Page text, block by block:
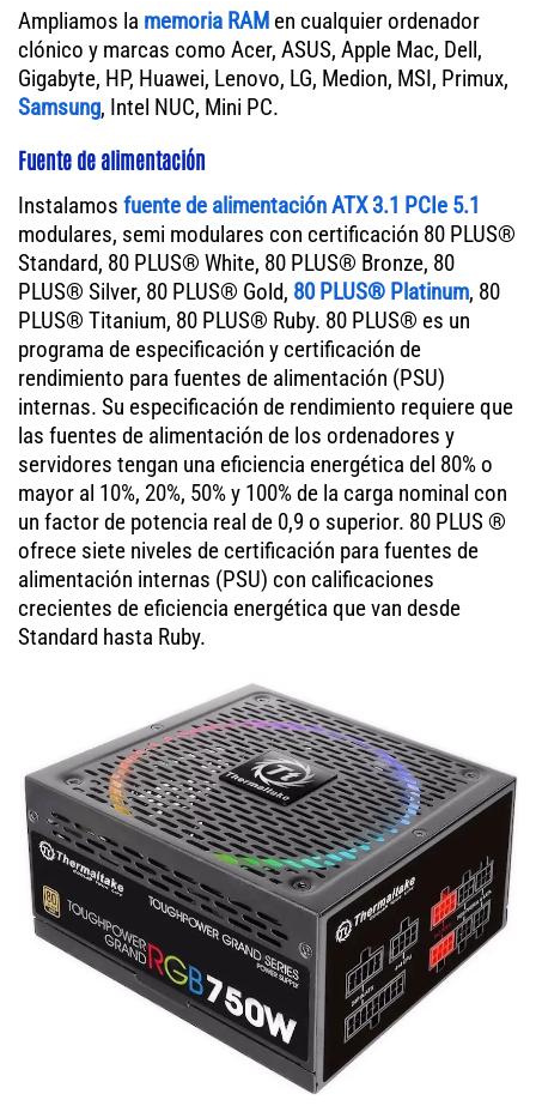
Ampliamos la memoria RAM en cualquier ordenador
clónico y marcas como Acer, ASUS, Apple Mac, Dell,
Gigabyte, HP, Huawei, Lenovo, LG, Medion, MSI, Primux,
Samsung, Intel NUC, Mini PC.
Fuente de alimentación
Instalamos fuente de alimentación ATX 3.1 PCIe 5.1
modulares, semi modulares con certificación 80 PLUS®
Standard, 80 PLUS® White, 80 PLUS® Bronze, 80
PLUS® Silver, 80 PLUS® Gold, 80 PLUS® Platinum, 80
PLUS® Titanium, 80 PLUS® Ruby. 80 PLUS® es un
programa de especificación y certificación de
rendimiento para fuentes de alimentación (PSU)
internas. Su especificación de rendimiento requiere que
las fuentes de alimentación de los ordenadores y
servidores tengan una eficiencia energética del 80% o
mayor al 10%, 20%, 50% y 100% de la carga nominal con
un factor de potencia real de 0,9 o superior. 80 PLUS ®
ofrece siete niveles de certificación para fuentes de
alimentación internas (PSU) con calificaciones
crecientes de eficiencia energética que van desde
Standard hasta Ruby.